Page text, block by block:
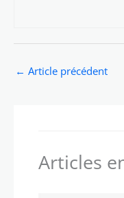
← Article précédent
Articles